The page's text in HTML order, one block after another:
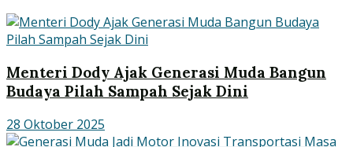
Menteri Dody Ajak Generasi Muda Bangun
Budaya Pilah Sampah Sejak Dini
28 Oktober 2025